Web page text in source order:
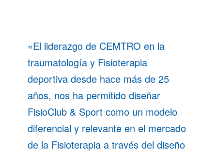
«El liderazgo de CEMTRO en la
traumatología y Fisioterapia
deportiva desde hace más de 25
años, nos ha permitido diseñar
FisioClub & Sport como un modelo
diferencial y relevante en el mercado
de la Fisioterapia a través del diseño